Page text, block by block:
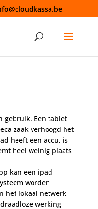
gebruik. Een tablet
zaak verhoogd het
heeft een accu, is
heel weinig plaats
kan een ipad
worden
het lokaal netwerk
werking